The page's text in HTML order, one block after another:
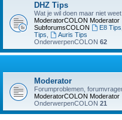
DHZ Tips
Wat je wil doen maar niet weet
ModeratorCOLON Moderator
SubforumsCOLON
E8 Tips
Tips
Auris Tips
OnderwerpenCOLON 62
Moderator
Forumproblemen,
ModeratorCOLON Moderator
OnderwerpenCOLON 21